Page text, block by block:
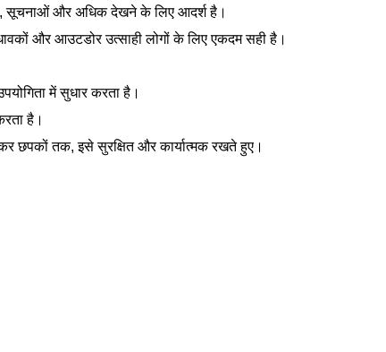
सूचनाओं और अधिक देखने के लिए आदर्श है।
और आउटडोर उत्साही लोगों के लिए एकदम सही है।
में सुधार करता है।
है।
छपकों तक, इसे सुरक्षित और कार्यात्मक रखते हुए।